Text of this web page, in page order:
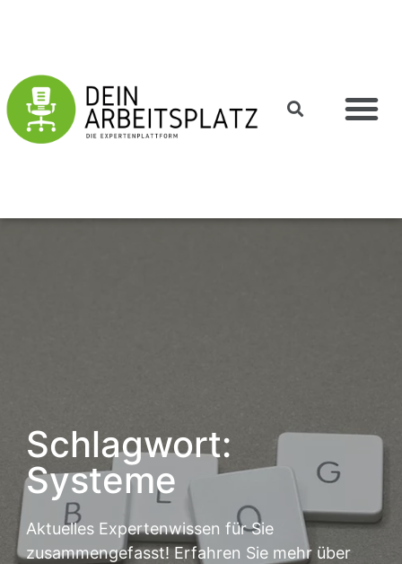
Schlagwort:
Systeme
Aktuelles Expertenwissen für Sie
zusammengefasst! Erfahren Sie mehr über